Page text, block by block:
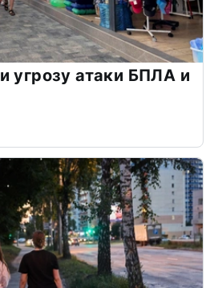
угрозу атаки БПЛА и